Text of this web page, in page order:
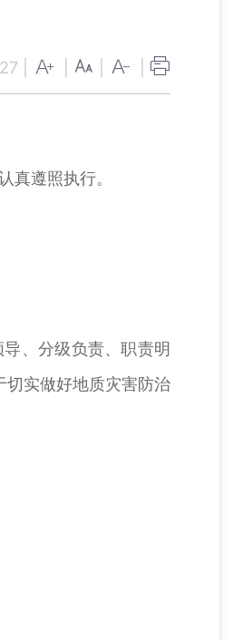
真遵照执行。
、分级负责、职责明
切实做好地质灾害防治